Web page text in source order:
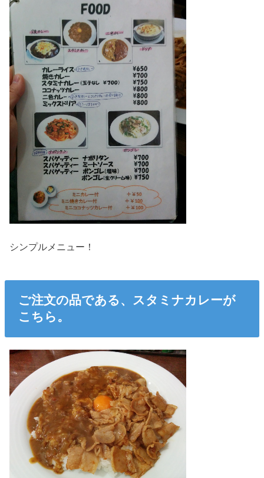
シンプルメニュー！
ご注文の品である、スタミナカレーが
こちら。